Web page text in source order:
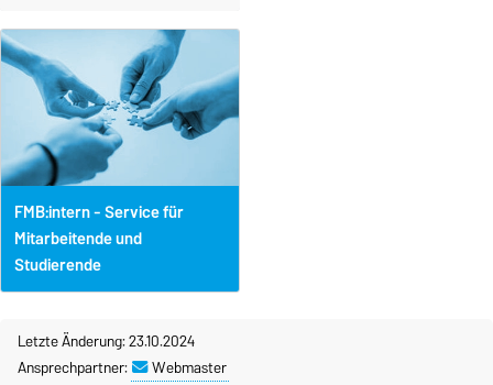
FMB:intern - Service für
Mitarbeitende und
Studierende
Letzte Änderung: 23.10.2024
Ansprechpartner:
Webmaster